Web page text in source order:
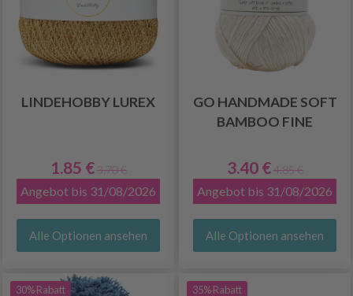
LINDEHOBBY LUREX
1.85 € 3.70 €
Angebot bis 31/08/2026
Alle Optionen ansehen
GO HANDMADE SOFT
BAMBOO FINE
3.40 € 4.85 €
Angebot bis 31/08/2026
Alle Optionen ansehen
30% Rabatt 35% Rabatt